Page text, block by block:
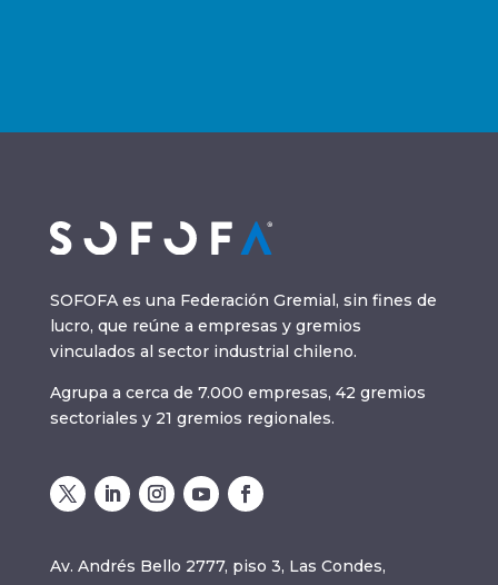
SOFOFA es una Federación Gremial, sin fines de
lucro, que reúne a empresas y gremios
vinculados al sector industrial chileno.
Agrupa a cerca de 7.000 empresas, 42 gremios
sectoriales y 21 gremios regionales.
Av. Andrés Bello 2777, piso 3, Las Condes,